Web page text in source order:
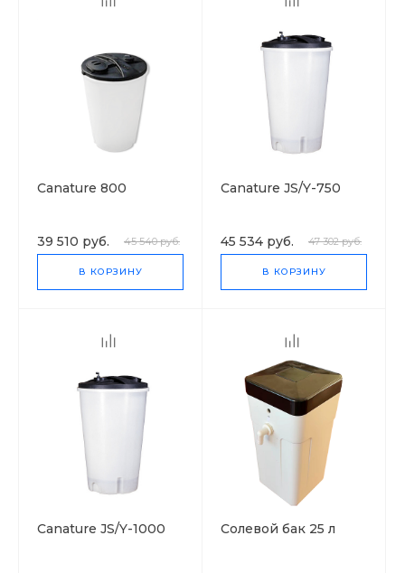
Canature 800
39 510 руб. 45 540 руб.
В КОРЗИНУ
Canature JS/Y-750
45 534 руб. 47 302 руб.
В КОРЗИНУ
Canature JS/Y-1000 Солевой бак 25 л